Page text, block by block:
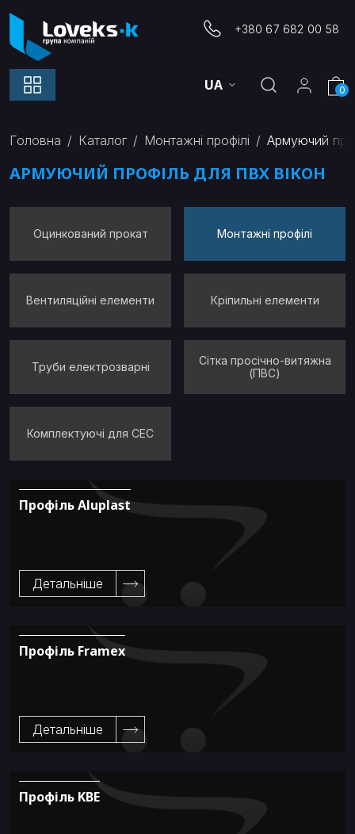
+380 67 682 00 58
UA 0
Головна Каталог Монтажні профілі Армуючий
АРМУЮЧИЙ ПРОФІЛЬ ДЛЯ ПВХ ВІКОН
Оцинкований прокат Монтажні профілі
Вентиляційні елементи Кріпильні елементи
Труби електрозварні
Сітка просічно-витяжна
(ПВС)
Комплектуючі для СЕС
Профіль Aluplast
Детальніше
Профіль Framex
Детальніше
Профіль KBE